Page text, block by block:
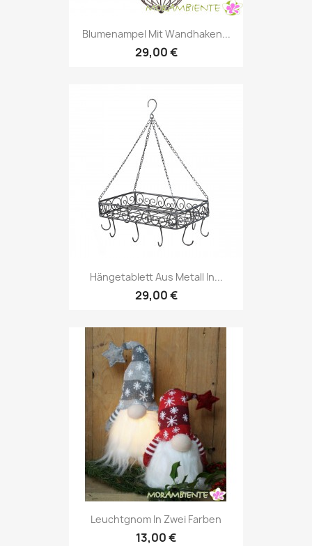
Blumenampel Mit Wandhaken...
29,00 €
Hängetablett Aus Metall In...
29,00 €
Leuchtgnom In Zwei Farben
13,00 €